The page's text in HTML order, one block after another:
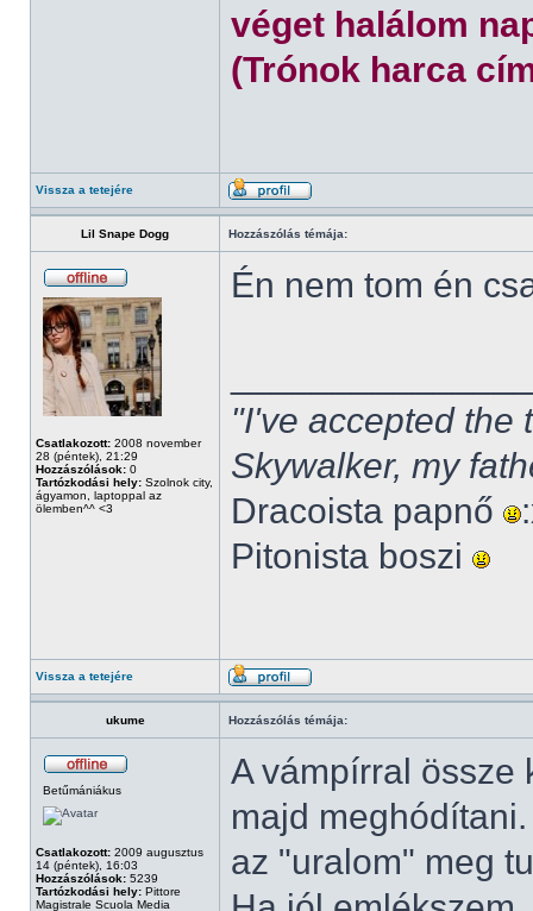
véget halálom
(Trónok harca
Vissza a tetejére
Lil Snape Dogg Hozzászólás témája:
Csatlakozott: 2008 november
28 (péntek), 21:29
Hozzászólások: 0
Tartózkodási hely: Szolnok city,
ágyamon, laptoppal az
ölemben^^ <3
Én nem tom én
"I've accepted the
Skywalker, my
Dracoista papnő
Pitonista boszi
Vissza a tetejére
ukume Hozzászólás témája:
Betűmániákus
Csatlakozott: 2009 augusztus
14 (péntek), 16:03
Hozzászólások: 5239
Tartózkodási hely: Pittore
Magistrale Scuola Media
A vámpírral össze
majd
az "uralom" meg